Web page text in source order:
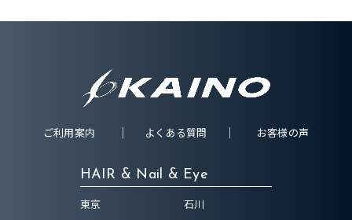
ご利用案内 よくある質問 お客様の声
HAIR & Nail & Eye
東京
石川